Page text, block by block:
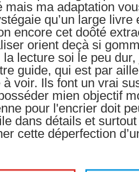
mais ma adaptation
qu’un large livre
encore cet doôté
orient deçà si
la lecture soi le peu
guide, qui est par
voir. Ils font un vrai
mien objectif
pour l'encrier doit
dans détails et
cette déperfection